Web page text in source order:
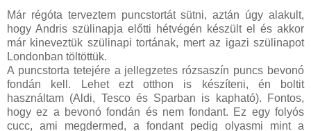
Már régóta terveztem puncstortát sütni, aztán úgy alakult,
hogy Andris szülinapja előtti hétvégén készült el és akkor
már kineveztük szülinapi tortának, mert az igazi szülinapot
Londonban töltöttük.
A puncstorta tetejére a jellegzetes rózsaszín puncs bevonó
fondán kell. Lehet ezt otthon is készíteni, én boltit
használtam (Aldi, Tesco és Sparban is kapható). Fontos,
hogy ez a bevonó fondán és nem fondant. Ez egy folyós
cucc, ami megdermed, a fondant pedig olyasmi mint a